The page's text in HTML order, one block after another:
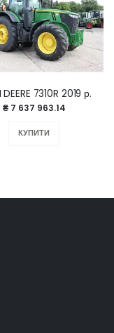
7310R 2019 р.
₴ 7 637 963.14
КУПИТИ